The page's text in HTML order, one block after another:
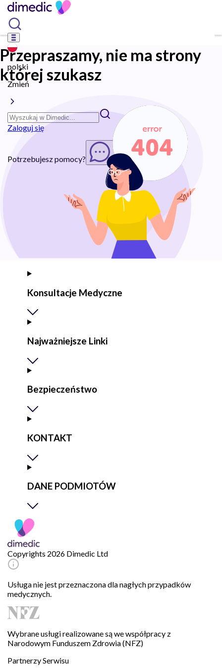
polski
Zmień
Zaloguj się
Potrzebujesz pomocy? Rozpocznij chat
Przepraszamy, nie ma strony
której szukasz
Konsultacje Medyczne
Najważniejsze Linki
Bezpieczeństwo
KONTAKT
DANE PODMIOTÓW
Copyrights 2026 Dimedic Ltd
Usługa nie jest przeznaczona dla nagłych przypadków
medycznych.
Wybrane usługi realizowane są we współpracy z
Narodowym Funduszem Zdrowia (NFZ)
Partnerzy Serwisu